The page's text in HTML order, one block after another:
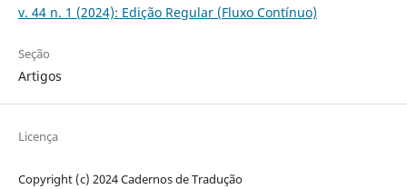
v. 44 n. 1 (2024): Edição Regular (Fluxo Contínuo)
Seção
Artigos
Licença
Copyright (c) 2024 Cadernos de Tradução